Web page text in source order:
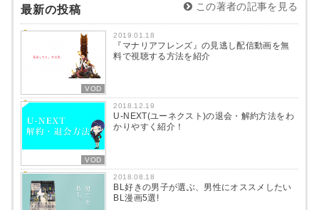
最新の投稿 この著者の記事を見る
VOD
2019.01.18
『マナリアフレンズ』の見逃し配信動画を無
料で視聴する方法を紹介
VOD
2018.12.19
U-NEXT(ユーネクスト)の退会・解約方法をわ
かりやすく紹介！
2018.08.18
BL好きの男子が選ぶ、男性にオススメしたい
BL漫画5選!